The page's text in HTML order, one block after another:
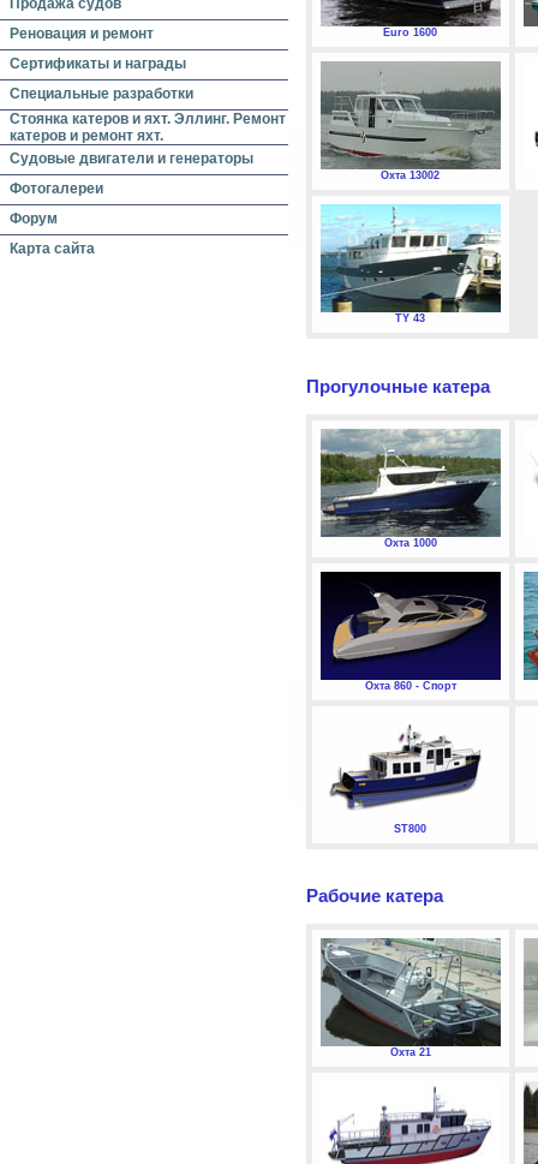
Продажа судов
Реновация и ремонт
Сертификаты и награды
Специальные разработки
Стоянка катеров и яхт. Эллинг. Ремонт
катеров и ремонт яхт.
Судовые двигатели и генераторы
Фотогалереи
Форум
Карта сайта
Euro 1600
Охта 13002
TY 43
Прогулочные катера
Охта 1000
Охта 860 - Спорт
ST800
Рабочие катера
Охта 21